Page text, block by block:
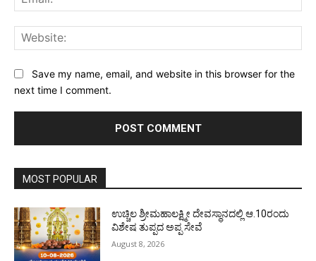
Save my name, email, and website in this browser for the
next time I comment.
MOST POPULAR
ಉಚ್ಚಿಲ ಶ್ರೀಮಹಾಲಕ್ಷ್ಮೀ ದೇವಸ್ಥಾನದಲ್ಲಿ ಆ.10ರಂದು
ವಿಶೇಷ ತುಪ್ಪದ ಅಪ್ಪ ಸೇವೆ
August 8, 2026